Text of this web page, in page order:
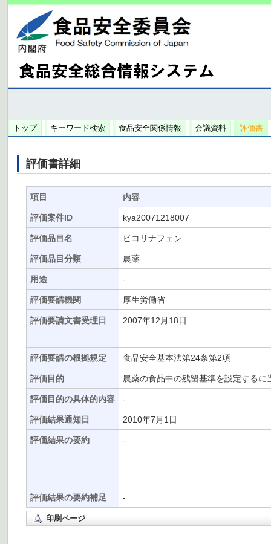
トップ キーワード検索 食品安全関係情報 会議資料 評価書
評価書詳細
項目 内容
評価案件ID kya20071218007
評価品目名 ピコリナフェン
評価品目分類 農薬
用途 -
評価要請機関 厚生労働省
評価要請文書受理日 2007年12月18日
評価要請の根拠規定 食品安全基本法第24条第2項
評価目的 農薬の食品中の残留基準を設定するに
評価目的の具体的内容 -
評価結果通知日 2010年7月1日
評価結果の要約 -
評価結果の要約補足 -
印刷ページ